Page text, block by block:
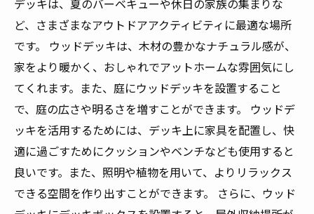
デッキは、夏のバーベキューや休日の家族の集まりな
ど、さまざまなアウトドアアクティビティに最適な場所
です。 ウッドデッキは、木材の豊かなナチュラル感が、
家をより暖かく、おしゃれでアットホームな雰囲気にし
てくれます。また、庭にウッドデッキを設置すること
で、庭の広さや明るさを増すことができます。 ウッドデ
ッキを活用するためには、デッキ上に家具を配置し、快
適に過ごすためにクッションやベンチなども使用すると
良いです。また、照明や植物を用いて、よりリラックス
できる空間を作り出すことができます。 さらに、ウッド